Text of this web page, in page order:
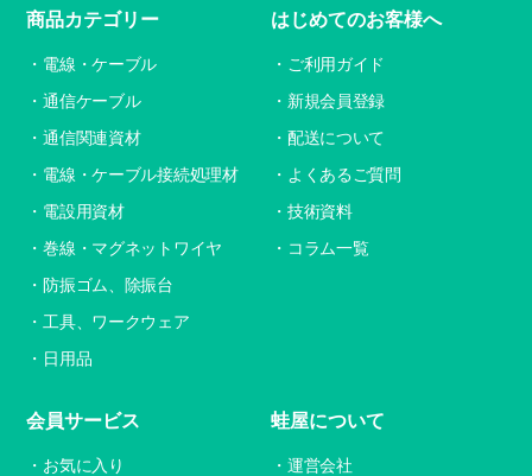
商品カテゴリー
電線・ケーブル
通信ケーブル
通信関連資材
電線・ケーブル接続処理材
電設用資材
巻線・マグネットワイヤ
防振ゴム、除振台
工具、ワークウェア
日用品
はじめてのお客様へ
ご利用ガイド
新規会員登録
配送について
よくあるご質問
技術資料
コラム一覧
会員サービス
お気に入り
蛙屋について
運営会社